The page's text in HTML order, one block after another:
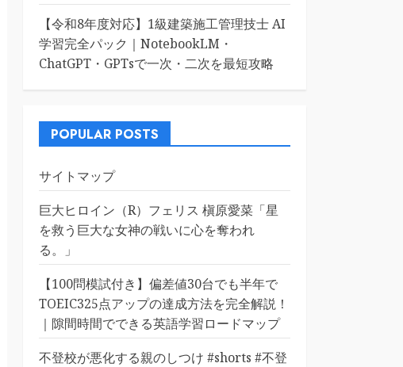
【令和8年度対応】1級建築施工管理技士 AI
学習完全パック｜NotebookLM・
ChatGPT・GPTsで一次・二次を最短攻略
POPULAR POSTS
サイトマップ
巨大ヒロイン（R）フェリス 槇原愛菜「星
を救う巨大な女神の戦いに心を奪われ
る。」
【100問模試付き】偏差値30台でも半年で
TOEIC325点アップの達成方法を完全解説！
｜隙間時間でできる英語学習ロードマップ
不登校が悪化する親のしつけ #shorts #不登